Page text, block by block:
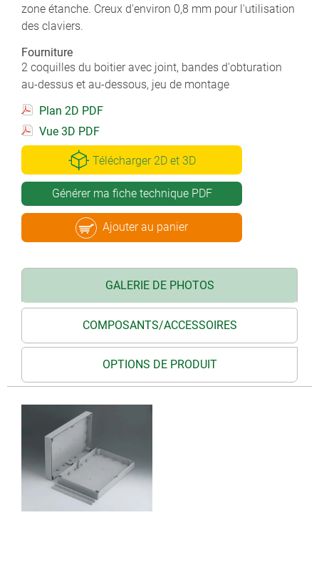
zone étanche. Creux d'environ 0,8 mm pour l'utilisation
des claviers.
Fourniture
2 coquilles du boitier avec joint, bandes d'obturation
au-dessus et au-dessous, jeu de montage
Plan 2D PDF
Vue 3D PDF
Télécharger 2D et 3D
Générer ma fiche technique PDF
Ajouter au panier
GALERIE DE PHOTOS
COMPOSANTS/ACCESSOIRES
OPTIONS DE PRODUIT